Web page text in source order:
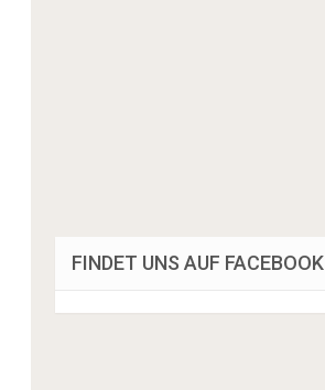
FINDET UNS AUF FACEBOOK